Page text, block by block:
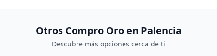
Otros Compro Oro en Palencia
Descubre más opciones cerca de ti